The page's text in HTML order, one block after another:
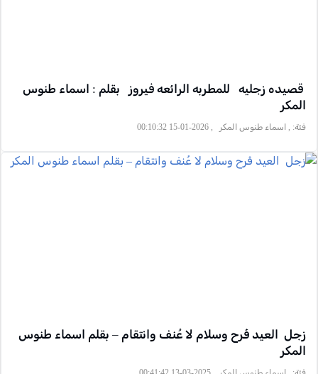
قصيده زجليه للمطربه الرائعه فيروز بقلم : اسماء طنوس
المكر
فئة: , اسماء طنوس المكر , 2026-01-15 00:10:32
زجل العيد فَرح وسلام لا عُنف وانتقام – بقلم اسماء طنوس
المكر